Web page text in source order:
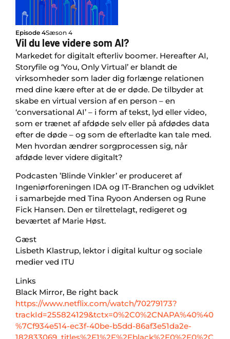
Episode 4Sæson 4
Vil du leve videre som AI?
Markedet for digitalt efterliv boomer. Hereafter AI,
Storyfile og ‘You, Only Virtual’ er blandt de
virksomheder som lader dig forlænge relationen
med dine kære efter at de er døde. De tilbyder at
skabe en virtual version af en person – en
‘conversational AI’ – i form af tekst, lyd eller video,
som er trænet af afdøde selv eller på afdødes data
efter de døde – og som de efterladte kan tale med.
Men hvordan ændrer sorgprocessen sig, når
afdøde lever videre digitalt?
Podcasten ’Blinde Vinkler’ er produceret af
Ingeniørforeningen IDA og IT-Branchen og udviklet
i samarbejde med Tina Ryoon Andersen og Rune
Fick Hansen. Den er tilrettelagt, redigeret og
beværtet af Marie Høst.
Gæst
Lisbeth Klastrup, lektor i digital kultur og sociale
medier ved ITU
Links
Black Mirror, Be right back
https://www.netflix.com/watch/70279173?
trackId=255824129&tctx=0%2C0%2CNAPA%40%40
%7Cf934e514-ec3f-40be-b5dd-86af3e51da2e-